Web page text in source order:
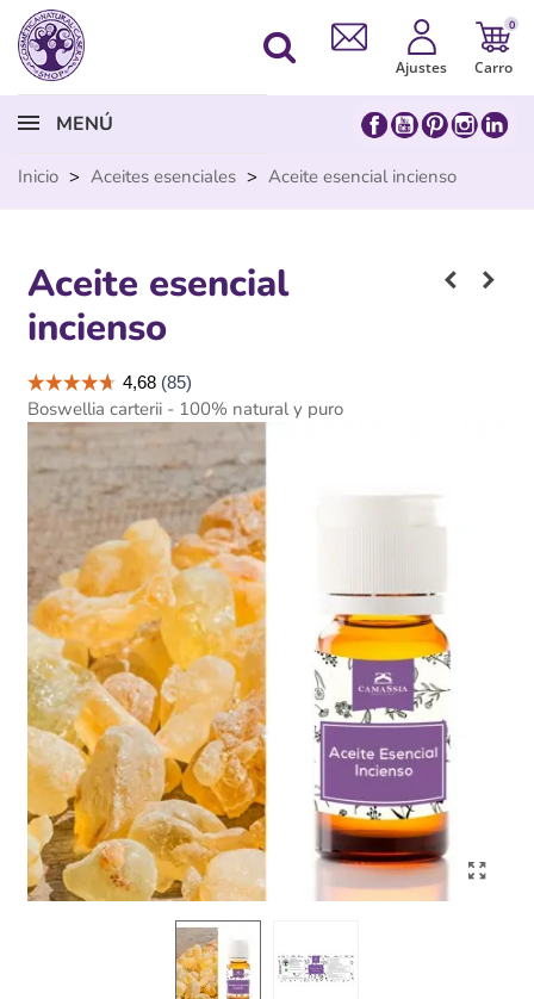
Ajustes
0
Carro
MENÚ
Inicio > Aceites esenciales > Aceite esencial incienso
Aceite esencial
incienso
Boswellia carterii - 100% natural y puro